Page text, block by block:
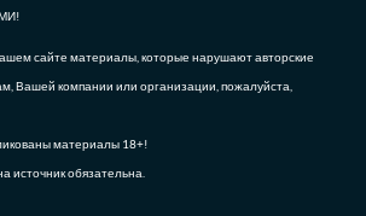
сайте материалы, которые нарушают авторские
Вашей компании или организации, пожалуйста,
материалы 18+!
источник обязательна.